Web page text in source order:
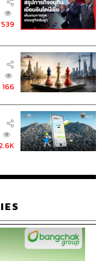
539
166
2.6K